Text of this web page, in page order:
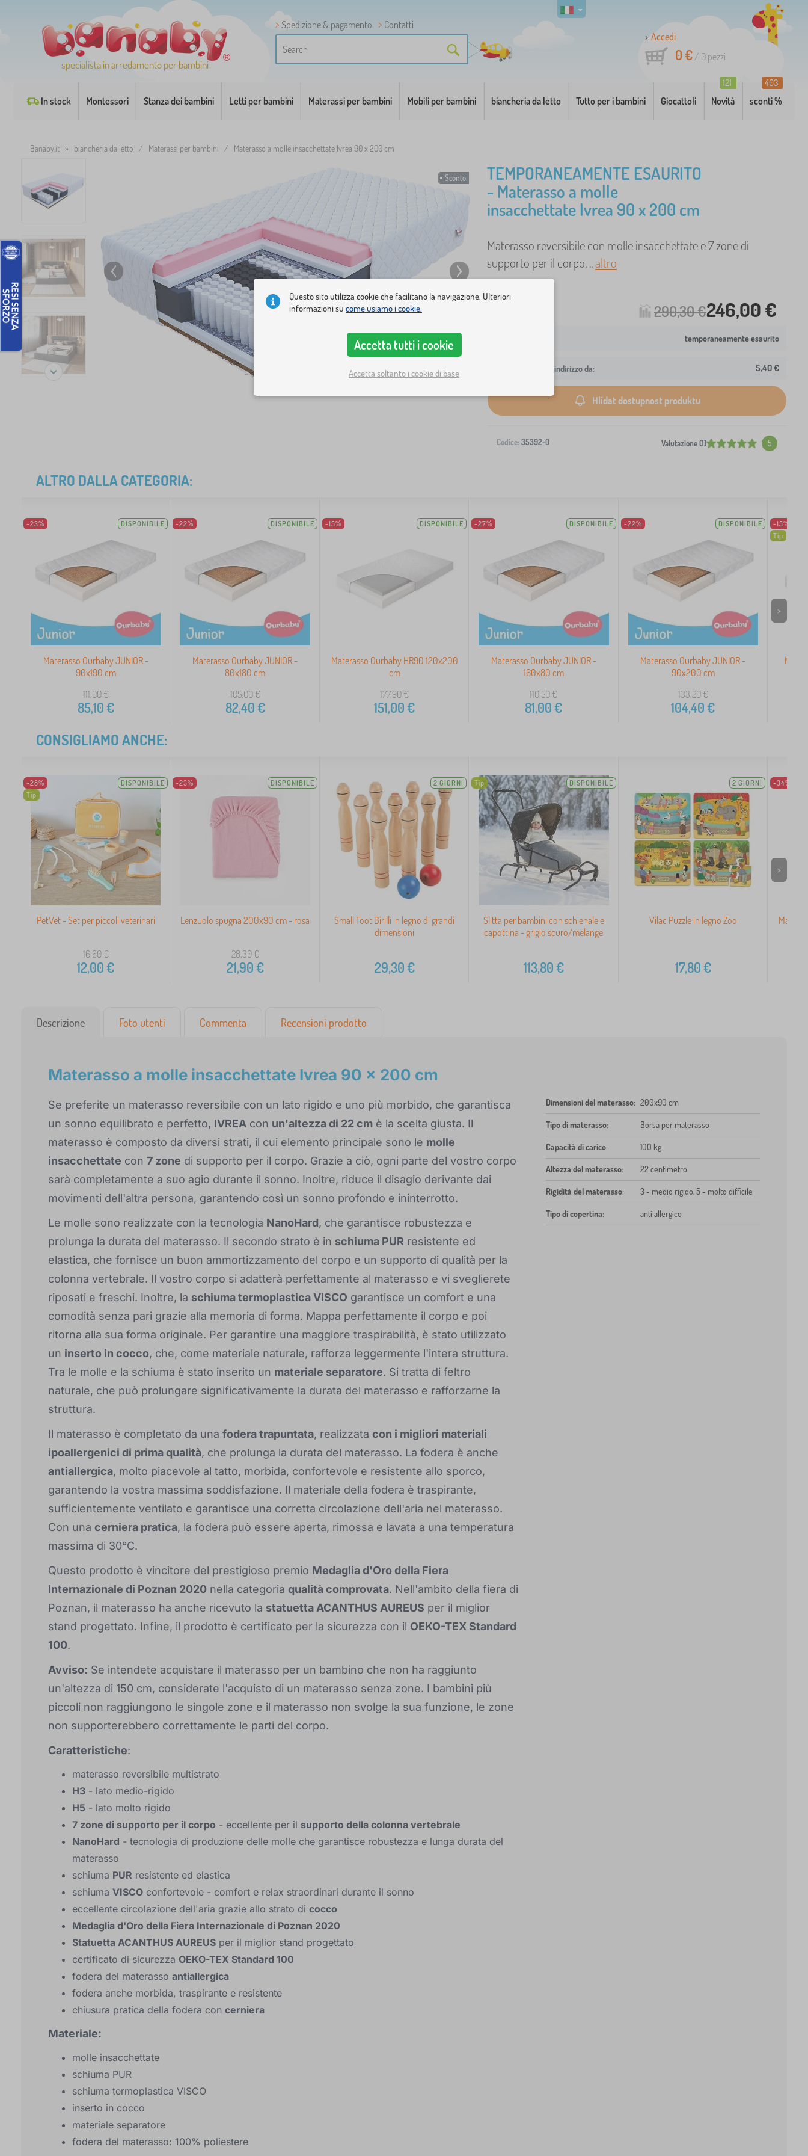
specialista in arredamento per bambini
Spedizione & pagamento
Contatti
Accedi
0 €/ 0 pezzi
In stock Montessori Stanza dei bambini Letti per bambini Materassi per bambini Mobili per bambini biancheria da letto Tutto per i bambini Giocattoli Novità
121
sconti %
403
Banaby.it » biancheria da letto / Materassi per bambini / Materasso a molle insacchettate Ivrea 90 x 200 cm
Sconto
TEMPORANEAMENTE ESAURITO
- Materasso a molle
insacchettate Ivrea 90 x 200 cm
Materasso reversibile con molle insacchettate e 7 zone di
supporto per il corpo. ..altro
290,30 €246,00 €
temporaneamente esaurito
Spedizione al tuo indirizzo da: 5,40 €
Hlídat dostupnost produktu
Codice: 35392-0 Valutazione (1) 5
ALTRO DALLA CATEGORIA:
-23% DISPONIBILE
Materasso Ourbaby JUNIOR -
90x190 cm
111,00€
85,10€
-22% DISPONIBILE
Materasso Ourbaby JUNIOR -
80x180 cm
105,00€
82,40€
-15% DISPONIBILE
Materasso Ourbaby HR90 120x200
cm
177,90€
151,00€
-27% DISPONIBILE
Materasso Ourbaby JUNIOR -
160x80 cm
110,50€
81,00€
-22% DISPONIBILE
Materasso Ourbaby JUNIOR -
90x200 cm
133,20€
104,40€
-15%
Tip
>
CONSIGLIAMO ANCHE:
-28%
Tip
DISPONIBILE
PetVet - Set per piccoli veterinari
16,60€
12,00€
-23% DISPONIBILE
Lenzuolo spugna 200x90 cm - rosa
28,30€
21,90€
2 GIORNI
Small Foot Birilli in legno di grandi
dimensioni
29,30€
Tip DISPONIBILE
Slitta per bambini con schienale e
capottina - grigio scuro/melange
113,80€
2 GIORNI
Vilac Puzzle in legno Zoo
17,80€
-34%
>
Descrizione Foto utenti Commenta Recensioni prodotto
Materasso a molle insacchettate Ivrea 90 x 200 cm
Se preferite un materasso reversibile con un lato rigido e uno più morbido, che garantisca
un sonno equilibrato e perfetto, IVREA con un'altezza di 22 cm è la scelta giusta. Il
materasso è composto da diversi strati, il cui elemento principale sono le molle
insacchettate con 7 zone di supporto per il corpo. Grazie a ciò, ogni parte del vostro corpo
sarà completamente a suo agio durante il sonno. Inoltre, riduce il disagio derivante dai
movimenti dell'altra persona, garantendo così un sonno profondo e ininterrotto.
Le molle sono realizzate con la tecnologia NanoHard, che garantisce robustezza e
prolunga la durata del materasso. Il secondo strato è in schiuma PUR resistente ed
elastica, che fornisce un buon ammortizzamento del corpo e un supporto di qualità per la
colonna vertebrale. Il vostro corpo si adatterà perfettamente al materasso e vi sveglierete
riposati e freschi. Inoltre, la schiuma termoplastica VISCO garantisce un comfort e una
comodità senza pari grazie alla memoria di forma. Mappa perfettamente il corpo e poi
ritorna alla sua forma originale. Per garantire una maggiore traspirabilità, è stato utilizzato
un inserto in cocco, che, come materiale naturale, rafforza leggermente l'intera struttura.
Tra le molle e la schiuma è stato inserito un materiale separatore. Si tratta di feltro
naturale, che può prolungare significativamente la durata del materasso e rafforzarne la
struttura.
Il materasso è completato da una fodera trapuntata, realizzata con i migliori materiali
ipoallergenici di prima qualità, che prolunga la durata del materasso. La fodera è anche
antiallergica, molto piacevole al tatto, morbida, confortevole e resistente allo sporco,
garantendo la vostra massima soddisfazione. Il materiale della fodera è traspirante,
sufficientemente ventilato e garantisce una corretta circolazione dell'aria nel materasso.
Con una cerniera pratica, la fodera può essere aperta, rimossa e lavata a una temperatura
massima di 30°C.
Questo prodotto è vincitore del prestigioso premio Medaglia d'Oro della Fiera
Internazionale di Poznan 2020 nella categoria qualità comprovata. Nell'ambito della fiera di
Poznan, il materasso ha anche ricevuto la statuetta ACANTHUS AUREUS per il miglior
stand progettato. Infine, il prodotto è certificato per la sicurezza con il OEKO-TEX Standard
100.
Avviso: Se intendete acquistare il materasso per un bambino che non ha raggiunto
un'altezza di 150 cm, considerate l'acquisto di un materasso senza zone. I bambini più
piccoli non raggiungono le singole zone e il materasso non svolge la sua funzione, le zone
non supporterebbero correttamente le parti del corpo.
Caratteristiche:
materasso reversibile multistrato
H3 - lato medio-rigido
H5 - lato molto rigido
7 zone di supporto per il corpo - eccellente per il supporto della colonna vertebrale
NanoHard - tecnologia di produzione delle molle che garantisce robustezza e lunga durata del
materasso
schiuma PUR resistente ed elastica
schiuma VISCO confortevole - comfort e relax straordinari durante il sonno
eccellente circolazione dell'aria grazie allo strato di cocco
Medaglia d'Oro della Fiera Internazionale di Poznan 2020
Statuetta ACANTHUS AUREUS per il miglior stand progettato
certificato di sicurezza OEKO-TEX Standard 100
fodera del materasso antiallergica
fodera anche morbida, traspirante e resistente
chiusura pratica della fodera con cerniera
Materiale:
molle insacchettate
schiuma PUR
schiuma termoplastica VISCO
inserto in cocco
materiale separatore
fodera del materasso: 100% poliestere
Dimensioni del materasso: 200x90 cm
Tipo di materasso: Borsa per materasso
Capacità di carico: 100 kg
Altezza del materasso: 22 centimetro
Rigidità del materasso: 3 - medio rigido, 5 - molto difficile
Tipo di copertina: anti allergico
Questo sito utilizza cookie che facilitano la navigazione. Ulteriori
informazioni su come usiamo i cookie.
Accetta tutti i cookie
Accetta soltanto i cookie di base